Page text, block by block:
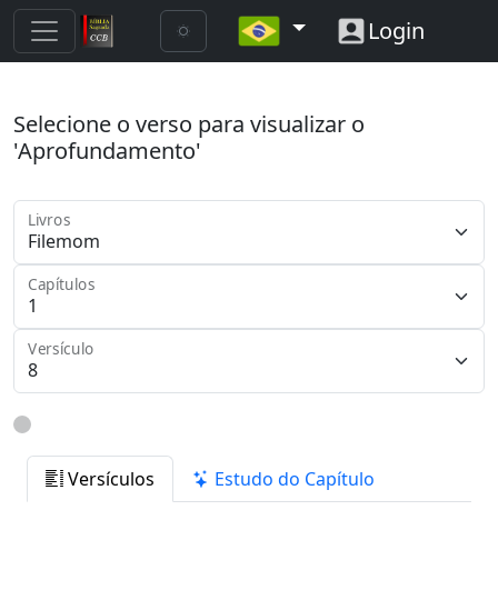
Login
Selecione o verso para visualizar o
'Aprofundamento'
Livros
Capítulos
Versículo
Versículos Estudo do Capítulo